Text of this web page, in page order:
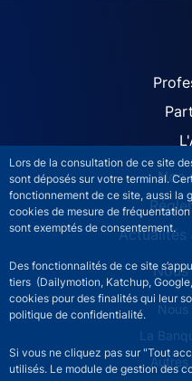
Lors de la consultation de ce site
sont déposés sur votre terminal.
fonctionnement de ce site, aussi la
cookies de mesure de
sont exemptés de consentement.
Des fonctionnalités de ce site
tiers (Dailymotion, Katchup,
cookies pour des finalités qui leur
politique de confidentialité.
Si vous ne cliquez pas sur "Tout
utilisés. Le module de gestion des
ACPR site
Nos
Actualités
ACPR footer secondaryNous
La
Autres